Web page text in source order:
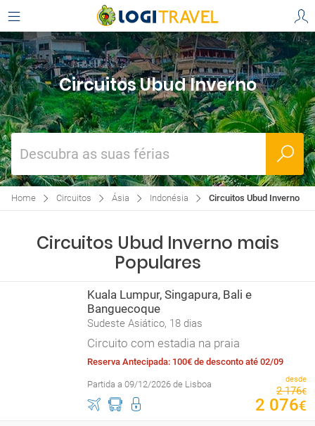
Circuitos Ubud Inverno
Descubra as suas férias
Home Circuitos Ásia Indonésia Circuitos Ubud Inverno
Circuitos Ubud Inverno mais
Populares
Kuala Lumpur, Singapura, Bali e
Banguecoque
Sudeste Asiático, 18 dias
Circuito com estadia na praia
Reserva Antecipada: 100€ de desconto até 02/09
Partida a 09/12/2026 de Lisboa desde
2 176€
2 076€